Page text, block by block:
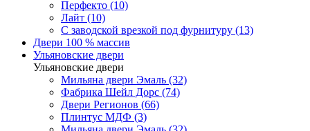
Перфекто (10)
Лайт (10)
С заводской врезкой под фурнитуру (13)
Двери 100 % массив
Ульяновские двери
Ульяновские двери
Мильяна двери Эмаль (32)
Фабрика Шейл Дорс (74)
Двери Регионов (66)
Плинтус МДФ (3)